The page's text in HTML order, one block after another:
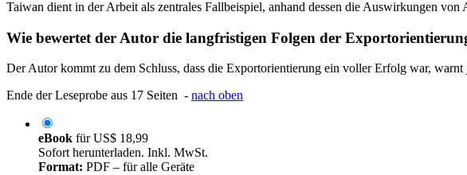
Taiwan dient in der Arbeit als zentrales Fallbeispiel, anhand dessen die Auswirkungen
Wie bewertet der Autor die langfristigen Folgen der
Der Autor kommt zu dem Schluss, dass die Exportorientierung ein voller Erfolg war,
Ende der Leseprobe aus 17 Seiten - nach oben
eBook fürUS$ 18,99
Sofort herunterladen. Inkl. MwSt.
Format: PDF – für alle Geräte